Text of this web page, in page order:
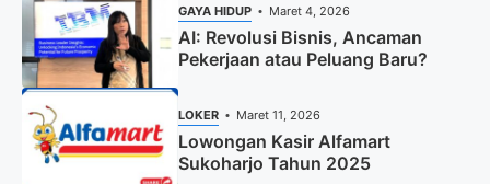
GAYA HIDUP Maret 4, 2026
AI: Revolusi Bisnis, Ancaman
Pekerjaan atau Peluang Baru?
LOKER Maret 11, 2026
Lowongan Kasir Alfamart
Sukoharjo Tahun 2025